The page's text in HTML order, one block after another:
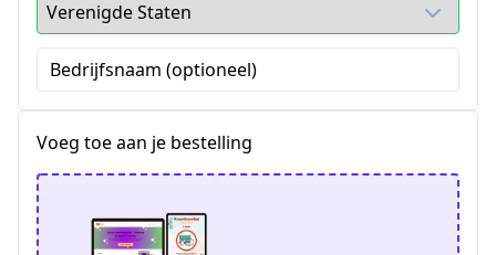
Bedrijfsnaam (optioneel)
Voeg toe aan je bestelling